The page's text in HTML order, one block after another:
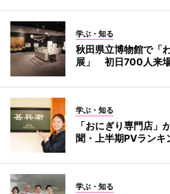
学ぶ・知る
秋田県立博物館で「
展」 初日700人来
学ぶ・知る
「おにぎり専門店
聞・上半期PVランキ
学ぶ・知る